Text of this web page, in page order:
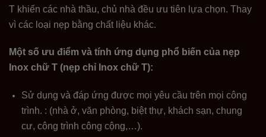
T khiến các nhà thầu, chủ nhà đều ưu tiên lựa chọn. Thay
vì các loại nẹp bằng chất liệu khác.
Một số ưu điểm và tính ứng dụng phổ biến của nẹp
Inox chữ T (nẹp chỉ Inox chữ T):
Sử dụng và đáp ứng được mọi yêu cầu trên mọi công
trình. : (nhà ở, văn phòng, biệt thự, khách sạn, chung
cư, công trình công cộng,…).